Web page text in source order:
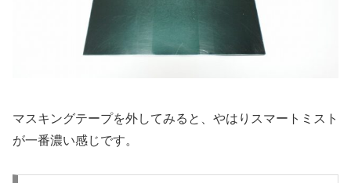
マスキングテープを外してみると、やはりスマートミスト
が一番濃い感じです。